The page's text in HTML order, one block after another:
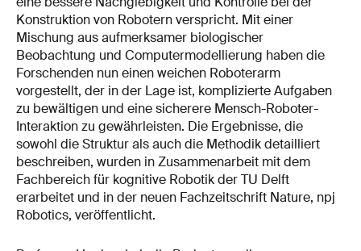
Konstruktion von Robotern verspricht. Mit einer
Mischung aus aufmerksamer biologischer
Beobachtung und Computermodellierung haben die
Forschenden nun einen weichen Roboterarm
vorgestellt, der in der Lage ist, komplizierte Aufgaben
zu bewältigen und eine sicherere Mensch-Roboter-
Interaktion zu gewährleisten. Die Ergebnisse, die
sowohl die Struktur als auch die Methodik detailliert
beschreiben, wurden in Zusammenarbeit mit dem
Fachbereich für kognitive Robotik der TU Delft
erarbeitet und in der neuen Fachzeitschrift Nature, npj
Robotics, veröffentlicht.